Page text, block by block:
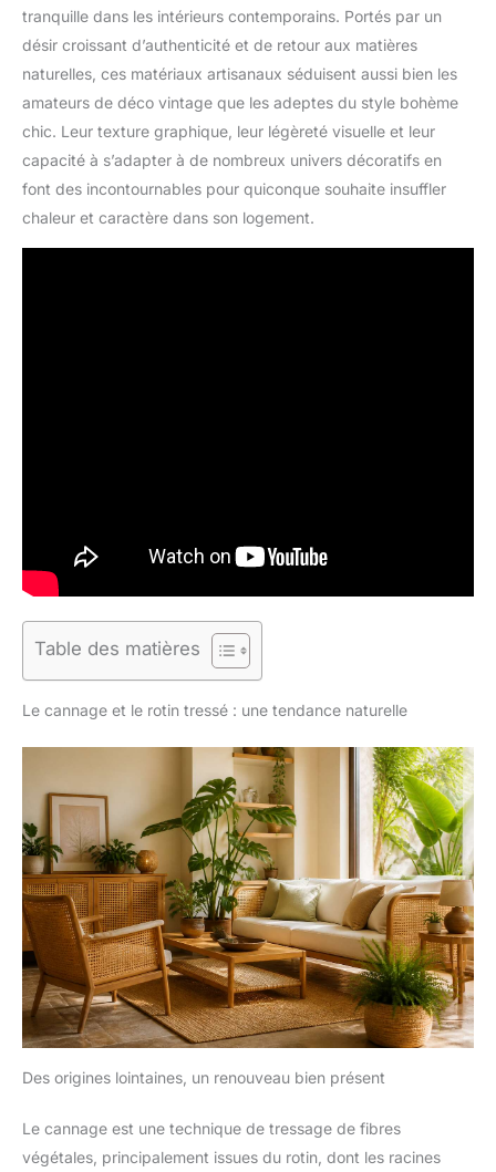
tranquille dans les intérieurs contemporains. Portés par un
désir croissant d’authenticité et de retour aux matières
naturelles, ces matériaux artisanaux séduisent aussi bien les
amateurs de déco vintage que les adeptes du style bohème
chic. Leur texture graphique, leur légèreté visuelle et leur
capacité à s’adapter à de nombreux univers décoratifs en
font des incontournables pour quiconque souhaite insuffler
chaleur et caractère dans son logement.
Table des matières
Le cannage et le rotin tressé : une tendance naturelle
Des origines lointaines, un renouveau bien présent
Le cannage est une technique de tressage de fibres
végétales, principalement issues du rotin, dont les racines